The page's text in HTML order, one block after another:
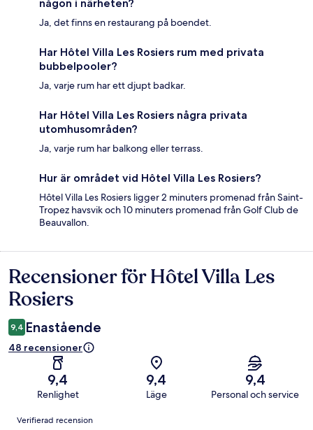
någon i närheten?
Ja, det finns en restaurang på boendet.
Har Hôtel Villa Les Rosiers rum med privata
bubbelpooler?
Ja, varje rum har ett djupt badkar.
Har Hôtel Villa Les Rosiers några privata
utomhusområden?
Ja, varje rum har balkong eller terrass.
Hur är området vid Hôtel Villa Les Rosiers?
Hôtel Villa Les Rosiers ligger 2 minuters promenad från Saint-
Tropez havsvik och 10 minuters promenad från Golf Club de
Beauvallon.
Recensioner
Recensioner för Hôtel Villa Les
Rosiers
9,4 Enastående
48 recensioner
9,4
Renlighet
9,4
Läge
9,4
Personal och service
Recensioner
Verifierad recension